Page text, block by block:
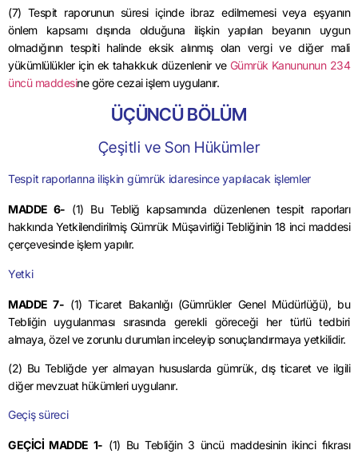
(7) Tespit raporunun süresi içinde ibraz edilmemesi veya eşyanın
önlem kapsamı dışında olduğuna ilişkin yapılan beyanın uygun
olmadığının tespiti halinde eksik alınmış olan vergi ve diğer mali
yükümlülükler için ek tahakkuk düzenlenir ve Gümrük Kanununun 234
üncü maddesine göre cezai işlem uygulanır.
ÜÇÜNCÜ BÖLÜM
Çeşitli ve Son Hükümler
Tespit raporlarına ilişkin gümrük idaresince yapılacak işlemler
MADDE 6- (1) Bu Tebliğ kapsamında düzenlenen tespit raporları
hakkında Yetkilendirilmiş Gümrük Müşavirliği Tebliğinin 18 inci maddesi
çerçevesinde işlem yapılır.
Yetki
MADDE 7- (1) Ticaret Bakanlığı (Gümrükler Genel Müdürlüğü), bu
Tebliğin uygulanması sırasında gerekli göreceği her türlü tedbiri
almaya, özel ve zorunlu durumları inceleyip sonuçlandırmaya yetkilidir.
(2) Bu Tebliğde yer almayan hususlarda gümrük, dış ticaret ve ilgili
diğer mevzuat hükümleri uygulanır.
Geçiş süreci
GEÇİCİ MADDE 1- (1) Bu Tebliğin 3 üncü maddesinin ikinci fıkrası